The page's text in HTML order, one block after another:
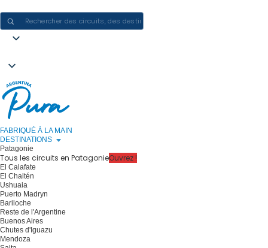
FABRIQUÉ À LA MAIN
DESTINATIONS
Patagonie
Tous les circuits en PatagonieOuvrez !
El Calafate
El Chaltén
Ushuaia
Puerto Madryn
Bariloche
Reste de l'Argentine
Buenos Aires
Chutes d'Iguazu
Mendoza